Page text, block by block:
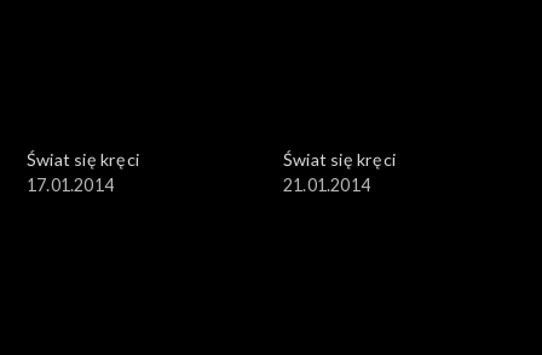
Świat się kręci
17.01.2014
Świat się kręci
21.01.2014